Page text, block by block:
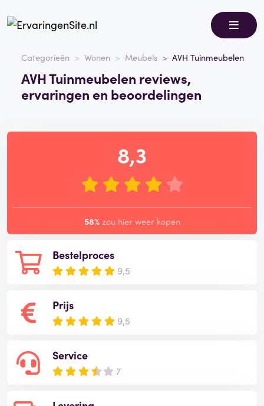
Categorieën Wonen Meubels AVH Tuinmeubelen
AVH Tuinmeubelen reviews,
ervaringen en beoordelingen
Bestelproces
9,5
Prijs
9,5
Service
7
8,3
58% zou hier weer kopen